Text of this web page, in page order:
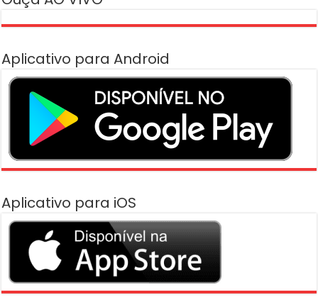
Aplicativo para Android
Aplicativo para iOS